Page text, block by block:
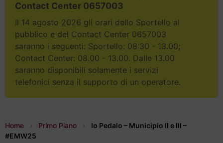
Contact Center 0657003
Il 14 agosto 2026 gli orari dello Sportello al
pubblico e del Contact Center 0657003
saranno i seguenti: Sportello: 08:30 - 13.00;
Contact Center: 08.00 - 13.00. Dalle 13.00
saranno disponibili solamente i servizi
telefonici senza il supporto di un operatore.
Home › Primo Piano ›
Io Pedalo – Municipio II e III –
#EMW25